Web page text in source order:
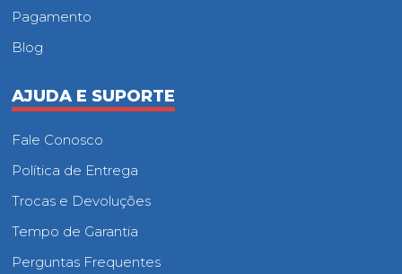
Pagamento
Blog
AJUDA E SUPORTE
Fale Conosco
Política de Entrega
Trocas e Devoluções
Tempo de Garantia
Perguntas Frequentes